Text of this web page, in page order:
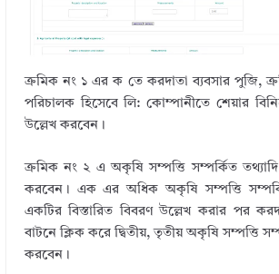
ক্রমিক নং ১ এর ক তে করদাতা ব্যবসার পুজি,
পরিচালক হিসেবে লি: কোম্পানীতে শেয়ার
উল্লেখ করবেন।
ক্রমিক নং ২ এ অকৃষি সম্পত্তি সম্পর্কিত তথ্যাদি
করবেন। এক এর অধিক অকৃষি সম্পত্তি
একটির বিস্তারিত বিবরণ উল্লেখ করার পর
বাটনে ক্লিক করে দ্বিতীয়, তৃতীয় অকৃষি সম্পত্তি
করবেন।